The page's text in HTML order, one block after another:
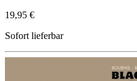
19,95 €
Sofort lieferbar